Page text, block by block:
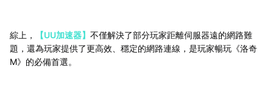
綜上， 【UU加速器】 不僅解決了部分玩家距離伺服器遠的網路難
題，還為玩家提供了更高效、穩定的網路連線，是玩家暢玩《洛奇
M》的必備首選。